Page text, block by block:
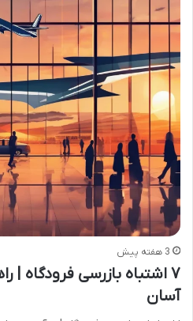
3 هفته پیش
۷ اشتباه بازرسی فرودگاه |
آسان